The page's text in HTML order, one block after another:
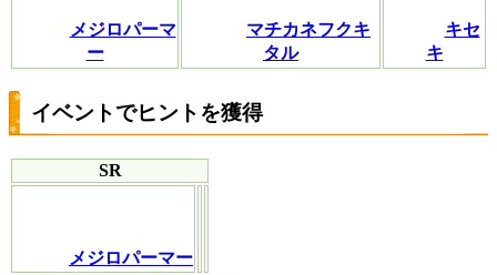
メジロパーマ
ー
マチカネフクキ
タル
キセ
キ
イベントでヒントを獲得
SR
メジロパーマー